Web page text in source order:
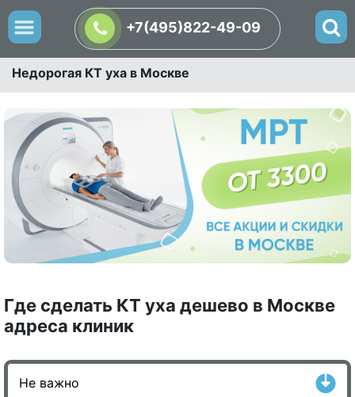
+7(495)822-49-09
Недорогая КТ уха в Москве
Где сделать КТ уха дешево в Москве
адреса клиник